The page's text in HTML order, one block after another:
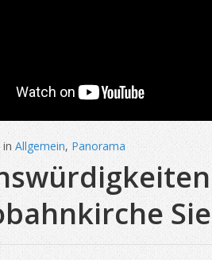
in Allgemein, Panorama